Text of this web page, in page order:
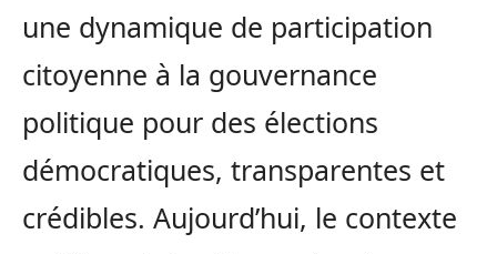
une dynamique de participation
citoyenne à la gouvernance
politique pour des élections
démocratiques, transparentes et
crédibles. Aujourd’hui, le contexte